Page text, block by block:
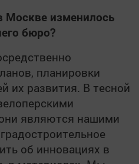
Москве изменилось
бюро?
планировки
их развития. В тесной
являются нашими
об инновациях в